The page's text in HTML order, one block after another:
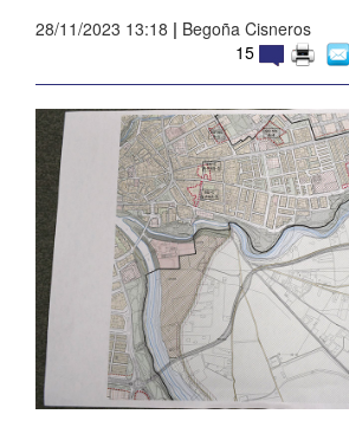
28/11/2023 13:18 | Begoña Cisneros
15